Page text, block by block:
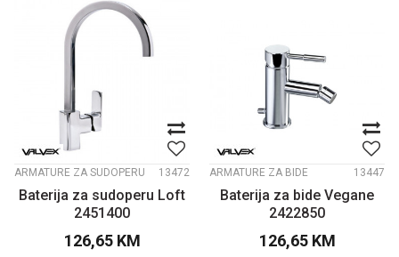
ARMATURE ZA SUDOPERU 13472
Baterija za sudoperu Loft
2451400
126,65 KM
ARMATURE ZA BIDE 13447
Baterija za bide Vegane
2422850
126,65 KM